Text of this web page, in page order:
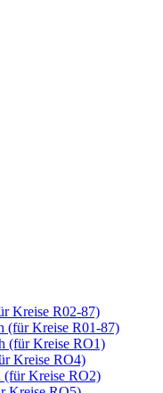
Kreise R02-87)
(für Kreise R01-87)
(für Kreise RO1)
Kreise RO4)
(für Kreise RO2)